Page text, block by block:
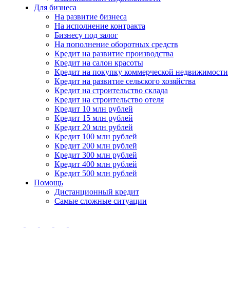
Для бизнеса
На развитие бизнеса
На исполнение контракта
Бизнесу под залог
На пополнение оборотных средств
Кредит на развитие производства
Кредит на салон красоты
Кредит на покупку коммерческой недвижимости
Кредит на развитие сельского хозяйства
Кредит на строительство склада
Кредит на строительство отеля
Кредит 10 млн рублей
Кредит 15 млн рублей
Кредит 20 млн рублей
Кредит 100 млн рублей
Кредит 200 млн рублей
Кредит 300 млн рублей
Кредит 400 млн рублей
Кредит 500 млн рублей
Помощь
Дистанционный кредит
Самые сложные ситуации